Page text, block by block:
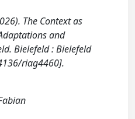
The Context as
and
Bielefeld : Bielefeld
riag4460].